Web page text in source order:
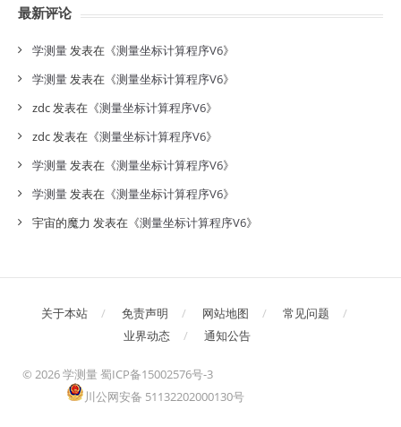
录
最新评论
学测量发表在《测量坐标计算程序V6》
学测量发表在《测量坐标计算程序V6》
zdc发表在《测量坐标计算程序V6》
zdc发表在《测量坐标计算程序V6》
学测量发表在《测量坐标计算程序V6》
学测量发表在《测量坐标计算程序V6》
宇宙的魔力 发表在《测量坐标计算程序V6》
关于本站 免责声明 网站地图
常见问题
业界动态
通知公告
© 2026 学测量 蜀ICP备15002576号-3
川公网安备 51132202000130号